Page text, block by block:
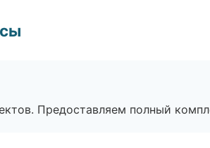
Предоставляем полный